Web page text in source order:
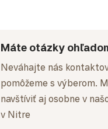
Máte otázky
Neváhajte nás
pomôžeme s výberom.
navštíviť aj osobne v
v Nitre